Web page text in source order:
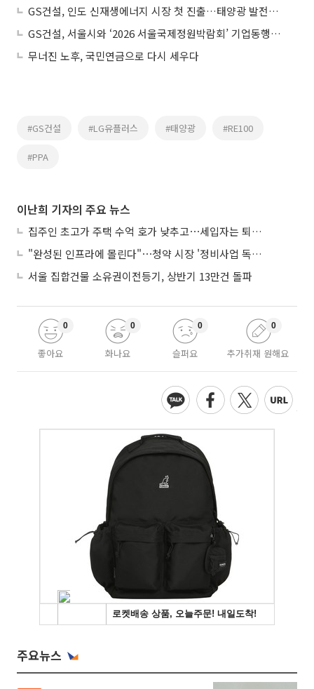
GS건설, 인도 신재생에너지 시장 첫 진출…태양광 발전단지 준공
GS건설, 서울시와 ‘2026 서울국제정원박람회’ 기업동행정원 조성 협약
무너진 노후, 국민연금으로 다시 세우다
#GS건설 #LG유플러스 #태양광 #RE100
#PPA
이난희 기자의 주요 뉴스
집주인 초고가 주택 수억 호가 낮추고⋯세입자는 퇴거 위기
"완성된 인프라에 몰린다"⋯청약 시장 '정비사업 독주' 42배 격차
서울 집합건물 소유권이전등기, 상반기 13만건 돌파
좋아요
0
화나요
0
슬퍼요
0
추가취재 원해요
0
주요뉴스